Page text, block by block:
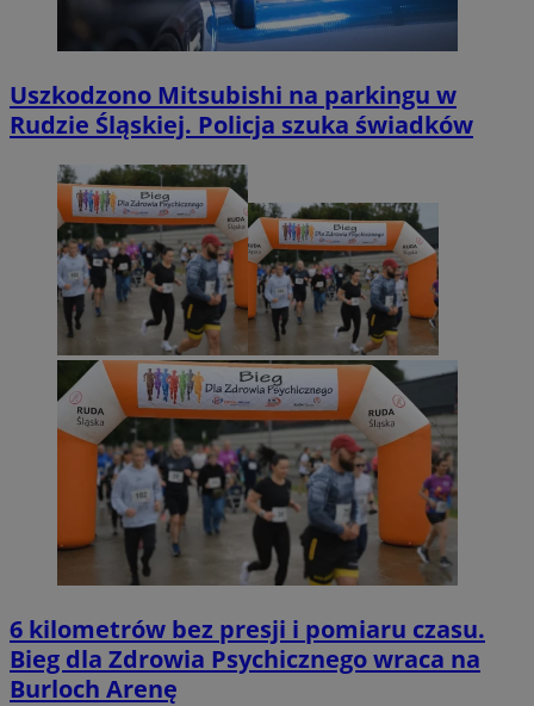
Uszkodzono Mitsubishi na parkingu w
Rudzie Śląskiej. Policja szuka świadków
6 kilometrów bez presji i pomiaru czasu.
Bieg dla Zdrowia Psychicznego wraca na
Burloch Arenę